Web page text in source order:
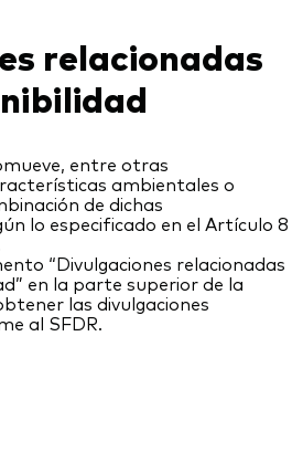
relacionadas
entre otras
ambientales o
de dichas
lo especificado en el Artículo 8
“Divulgaciones relacionadas
en la parte superior de la
las divulgaciones
al SFDR.